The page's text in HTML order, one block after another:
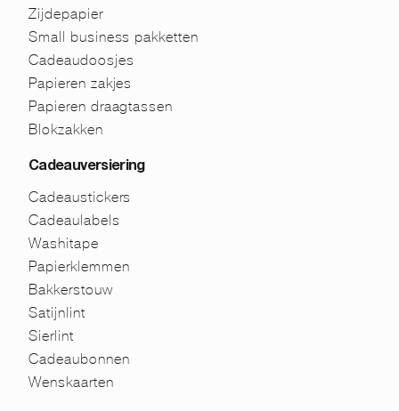
Zijdepapier
Small business pakketten
Cadeaudoosjes
Papieren zakjes
Papieren draagtassen
Blokzakken
Cadeauversiering
Cadeaustickers
Cadeaulabels
Washitape
Papierklemmen
Bakkerstouw
Satijnlint
Sierlint
Cadeaubonnen
Wenskaarten